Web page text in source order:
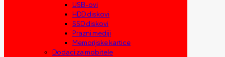
USB-ovi
HDD diskovi
SSD diskovi
Prazni mediji
Memorijske kartice
Dodaci za mobitele